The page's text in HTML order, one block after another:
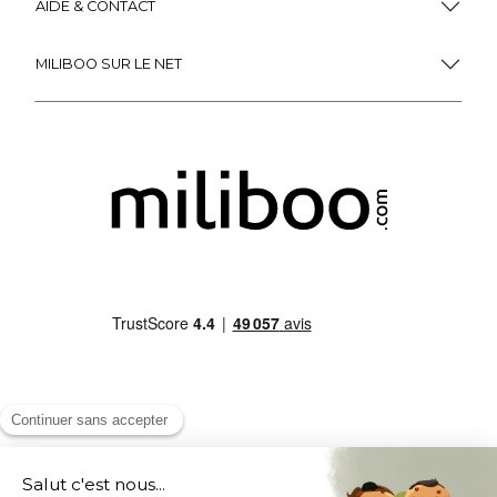
AIDE & CONTACT
MILIBOO SUR LE NET